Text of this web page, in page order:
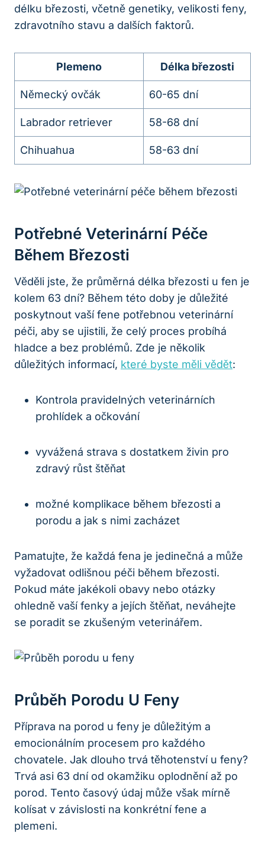
délku březosti, včetně genetiky, velikosti feny,
zdravotního stavu a dalších faktorů.
Plemeno Délka březosti
Německý ovčák 60-65 dní
Labrador retriever 58-68 dní
Chihuahua 58-63 dní
Potřebné Veterinární Péče
Během Březosti
Věděli jste, že průměrná délka březosti u fen je
kolem 63 dní? Během této doby je důležité
poskytnout vaší fene potřebnou veterinární
péči, aby se ujistili, že celý proces probíhá
hladce a bez problémů. Zde je několik
důležitých informací, které byste měli vědět:
Kontrola pravidelných veterinárních
prohlídek a očkování
vyvážená strava s dostatkem živin pro
zdravý růst štěňat
možné komplikace během březosti a
porodu a jak s nimi zacházet
Pamatujte, že každá fena je jedinečná a může
vyžadovat odlišnou péči během březosti.
Pokud máte jakékoli obavy nebo otázky
ohledně vaší fenky a jejích štěňat, neváhejte
se poradit se zkušeným veterinářem.
Průběh Porodu U Feny
Příprava na porod u feny je důležitým a
emocionálním procesem pro každého
chovatele. Jak dlouho trvá těhotenství u feny?
Trvá asi 63 dní od okamžiku oplodnění až po
porod. Tento časový údaj může však mírně
kolísat v závislosti na konkrétní fene a
plemeni.